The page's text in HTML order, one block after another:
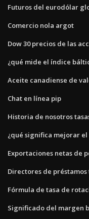
Futuros del eurodólar
Comercio nola argot
Dow 30 precios de las
¿qué mide el índice
Aceite canadiense de
Chat en línea pip
Historia de nosotros
¿qué significa mejorar
Exportaciones netas de
Directores de
Fórmula de tasa de
Significado del margen